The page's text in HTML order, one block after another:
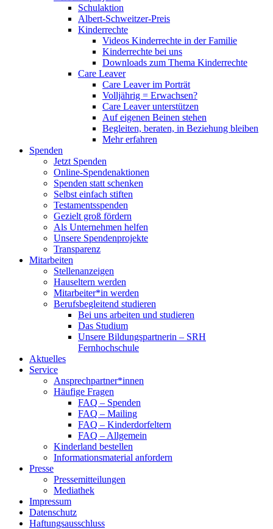
Schulaktion
Albert-Schweitzer-Preis
Kinderrechte
Videos Kinderrechte in der Familie
Kinderrechte bei uns
Downloads zum Thema Kinderrechte
Care Leaver
Care Leaver im Porträt
Volljährig = Erwachsen?
Care Leaver unterstützen
Auf eigenen Beinen stehen
Begleiten, beraten, in Beziehung bleiben
Mehr erfahren
Spenden
Jetzt Spenden
Online-Spendenaktionen
Spenden statt schenken
Selbst einfach stiften
Testamentsspenden
Gezielt groß fördern
Als Unternehmen helfen
Unsere Spendenprojekte
Transparenz
Mitarbeiten
Stellenanzeigen
Hauseltern werden
Mitarbeiter*in werden
Berufsbegleitend studieren
Bei uns arbeiten und studieren
Das Studium
Unsere Bildungspartnerin – SRH
Fernhochschule
Aktuelles
Service
Ansprechpartner*innen
Häufige Fragen
FAQ – Spenden
FAQ – Mailing
FAQ – Kinderdorfeltern
FAQ – Allgemein
Kinderland bestellen
Informationsmaterial anfordern
Presse
Pressemitteilungen
Mediathek
Impressum
Datenschutz
Haftungsausschluss